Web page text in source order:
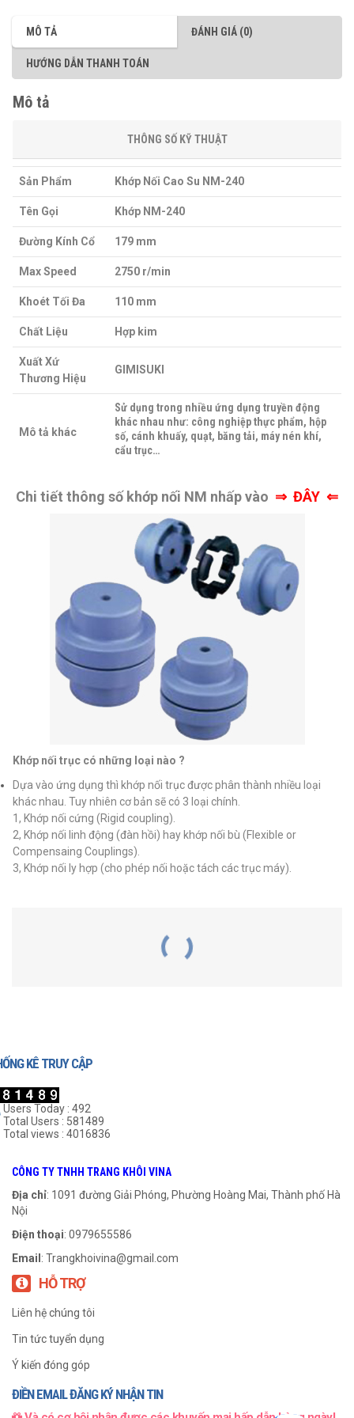
MÔ TẢ ĐÁNH GIÁ (0)
HƯỚNG DẪN THANH TOÁN
Mô tả
THÔNG SỐ KỸ THUẬT
Sản Phẩm Khớp Nối Cao Su NM-240
Tên Gọi Khớp NM-240
Đường Kính Cổ 179 mm
Max Speed 2750 r/min
Khoét Tối Đa 110 mm
Chất Liệu Hợp kim
Xuất Xứ
Thương Hiệu
GIMISUKI
Mô tả khác
Sử dụng trong nhiều ứng dụng truyền động
khác nhau như: công nghiệp thực phẩm, hộp
số, cánh khuấy, quạt, băng tải, máy nén khí,
cẩu trục…
Chi tiết thông số khớp nối NM nhấp vào ⇒ ĐÂY ⇐
Khớp nối trục có những loại nào ?
Dựa vào ứng dụng thì khớp nối trục được phân thành nhiều loại
khác nhau. Tuy nhiên cơ bản sẽ có 3 loại chính.
1, Khớp nối cứng (Rigid coupling).
2, Khớp nối linh động (đàn hồi) hay khớp nối bù (Flexible or
Compensaing Couplings).
3, Khớp nối ly hợp (cho phép nối hoặc tách các trục máy).
Khớp Nối Cao Su NM-148
999₫ 999 ₫
KÊ TRUY CẬP
Users Today : 492
Total Users : 581489
Total views : 4016836
CÔNG TY TNHH TRANG KHÔI VINA
Địa chỉ: 1091 đường Giải Phóng, Phường Hoàng Mai, Thành phố Hà
Nội
Điện thoại: 0979655586
Email : Trangkhoivina@gmail.com
HỖ TRỢ
Liên hệ chúng tôi
Tin tức tuyển dụng
Ý kiến đóng góp
ĐIỀN EMAIL ĐĂNG KÝ NHẬN TIN